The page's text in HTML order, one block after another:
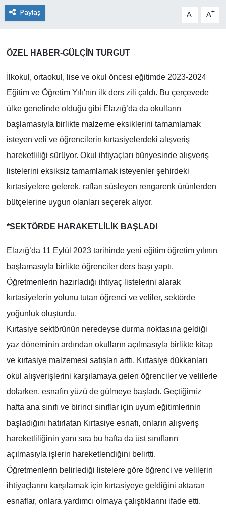
Paylaş A- A+
ÖZEL HABER-GÜLÇİN TURGUT
İlkokul, ortaokul, lise ve okul öncesi eğitimde 2023-2024
Eğitim ve Öğretim Yılı'nın ilk ders zili çaldı. Bu çerçevede
ülke genelinde olduğu gibi Elazığ’da da okulların
başlamasıyla birlikte malzeme eksiklerini tamamlamak
isteyen veli ve öğrencilerin kırtasiyelerdeki alışveriş
hareketliliği sürüyor. Okul ihtiyaçları bünyesinde alışveriş
listelerini eksiksiz tamamlamak isteyenler şehirdeki
kırtasiyelere gelerek, rafları süsleyen rengarenk ürünlerden
bütçelerine uygun olanları seçerek alıyor.
*SEKTÖRDE HARAKETLİLİK BAŞLADI
Elazığ’da 11 Eylül 2023 tarihinde yeni eğitim öğretim yılının
başlamasıyla birlikte öğrenciler ders başı yaptı.
Öğretmenlerin hazırladığı ihtiyaç listelerini alarak
kırtasiyelerin yolunu tutan öğrenci ve veliler, sektörde
yoğunluk oluşturdu.
Kırtasiye sektörünün neredeyse durma noktasına geldiği
yaz döneminin ardından okulların açılmasıyla birlikte kitap
ve kırtasiye malzemesi satışları arttı. Kırtasiye dükkanları
okul alışverişlerini karşılamaya gelen öğrenciler ve velilerle
dolarken, esnafın yüzü de gülmeye başladı. Geçtiğimiz
hafta ana sınıfı ve birinci sınıflar için uyum eğitimlerinin
başladığını hatırlatan Kırtasiye esnafı, onların alışveriş
hareketliliğinin yanı sıra bu hafta da üst sınıfların
açılmasıyla işlerin hareketlendiğini belirtti.
Öğretmenlerin belirlediği listelere göre öğrenci ve velilerin
ihtiyaçlarını karşılamak için kırtasiyeye geldiğini aktaran
esnaflar, onlara yardımcı olmaya çalıştıklarını ifade etti.